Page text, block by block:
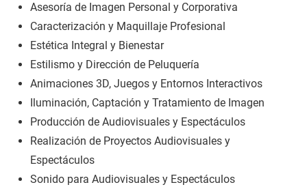
Asesoría de Imagen Personal y Corporativa
Caracterización y Maquillaje Profesional
Estética Integral y Bienestar
Estilismo y Dirección de Peluquería
Animaciones 3D, Juegos y Entornos Interactivos
Iluminación, Captación y Tratamiento de Imagen
Producción de Audiovisuales y Espectáculos
Realización de Proyectos Audiovisuales y
Espectáculos
Sonido para Audiovisuales y Espectáculos